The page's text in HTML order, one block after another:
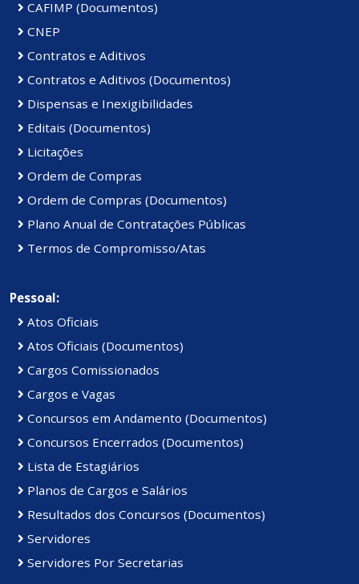
CAFIMP (Documentos)
CNEP
Contratos e Aditivos
Contratos e Aditivos (Documentos)
Dispensas e Inexigibilidades
Editais (Documentos)
Licitações
Ordem de Compras
Ordem de Compras (Documentos)
Plano Anual de Contratações Públicas
Termos de Compromisso/Atas
Pessoal:
Atos Oficiais
Atos Oficiais (Documentos)
Cargos Comissionados
Cargos e Vagas
Concursos em Andamento (Documentos)
Concursos Encerrados (Documentos)
Lista de Estagiários
Planos de Cargos e Salários
Resultados dos Concursos (Documentos)
Servidores
Servidores Por Secretarias